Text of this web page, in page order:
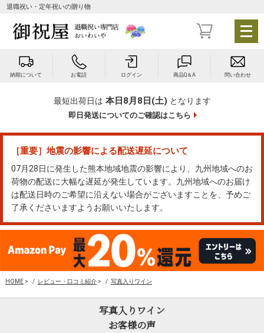
メ
ニ
ー
を
退職祝い・定年祝いの贈り物
納期について お電話 ログイン 商品Q＆A 問い合わせ
最短出荷日は 本日8月8日(土) となります
即日発送についてのご確認はこちら
［重要］地震の影響による配送遅延について
07月28日に発生した熊本地域地震の影響により、九州地域へのお
荷物の配送に大幅な遅延が発生しています。九州地域へのお届け
は配送日時のご希望に沿えない場合がございますことを、予めご
了承くださいますようお願いいたします。
HOME> レビュー・口コミ紹介> 写真入りワイン
写真入りワイン
お客様の声